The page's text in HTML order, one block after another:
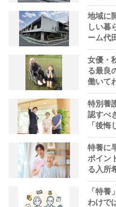
市】
地域に
しい暮
ーム代
世田谷
女優・
る最良
働いて
重要性
特別養
認すべ
「後
【専門
特養に
ポイン
る入所
「特
わけで